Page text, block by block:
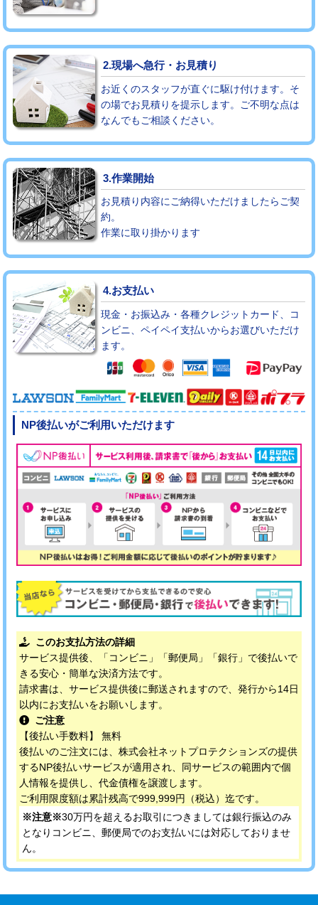
モルタル補修（厚さ10㎝超え）
追加人工 16,500円
廃棄・処分 現場見積
※給水管工事は20mmまでの価格です。
2.現場へ急行・お見積り
お近くのスタッフが直ぐに駆け付けます。そ
の場でお見積りを提示します。ご不明な点は
なんでもご相談ください。
3.作業開始
お見積り内容にご納得いただけましたらご契
約。
作業に取り掛かります
4.お支払い
現金・お振込み・各種クレジットカード、コ
ンビニ、ペイペイ支払いからお選びいただけ
ます。
NP後払いがご利用いただけます
このお支払方法の詳細
サービス提供後、「コンビニ」「郵便局」「銀行」で後払いで
きる安心・簡単な決済方法です。
請求書は、サービス提供後に郵送されますので、発行から14日
以内にお支払いをお願いします。
ご注意
【後払い手数料】 無料
後払いのご注文には、株式会社ネットプロテクションズの提供
するNP後払いサービスが適用され、同サービスの範囲内で個
人情報を提供し、代金債権を譲渡します。
ご利用限度額は累計残高で999,999円（税込）迄です。
※注意※30万円を超えるお取引につきましては銀行振込のみ
となりコンビニ、郵便局でのお支払いには対応しておりませ
ん。